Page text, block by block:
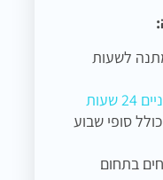
לשעות
כולל סופי שבוע
בתחום